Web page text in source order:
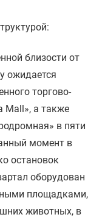
близости от
ожидается
торгово-
Mall», а также
в пяти
момент в
остановок
оборудован
площадками,
животных, в